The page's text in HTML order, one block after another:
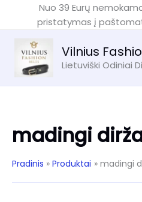
Nuo 39 Eurų
pristatymas į
Vilnius
Lietuviški Odiniai
madingi
Pradinis Produktai madingi